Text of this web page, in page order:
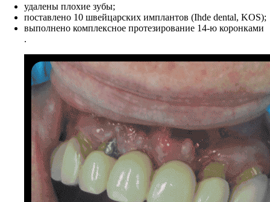
удалены плохие зубы;
поставлено 10 швейцарских имплантов (Ihde dental, KOS);
выполнено комплексное протезирование 14-ю коронками
.